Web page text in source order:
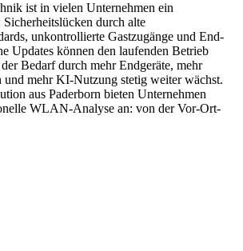
ist in vielen Unternehmen ein
durch alte
unkontrollierte Gastzugänge und End-
Updates können den laufenden Betrieb
Bedarf durch mehr Endgeräte, mehr
mehr KI-Nutzung stetig weiter wächst.
aus Paderborn bieten Unternehmen
WLAN-Analyse an: von der Vor-Ort-